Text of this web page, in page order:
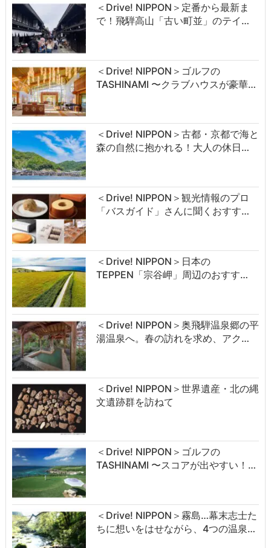
＜Drive! NIPPON＞定番から最新ま
で！飛騨高山「古い町並」のテイ…
＜Drive! NIPPON＞ゴルフの
TASHINAMI 〜クラブハウスが豪華…
＜Drive! NIPPON＞古都・京都で海と
森の自然に抱かれる！大人の休日…
＜Drive! NIPPON＞観光情報のプロ
「バスガイド」さんに聞くおすす…
＜Drive! NIPPON＞日本の
TEPPEN「宗谷岬」周辺のおすす…
＜Drive! NIPPON＞奥飛騨温泉郷の平
湯温泉へ。春の訪れを求め、アク…
＜Drive! NIPPON＞世界遺産・北の縄
文遺跡群を訪ねて
＜Drive! NIPPON＞ゴルフの
TASHINAMI 〜スコアが出やすい！…
＜Drive! NIPPON＞霧島…幕末志士た
ちに想いをはせながら、4つの温泉…